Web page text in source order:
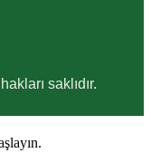
saklıdır.